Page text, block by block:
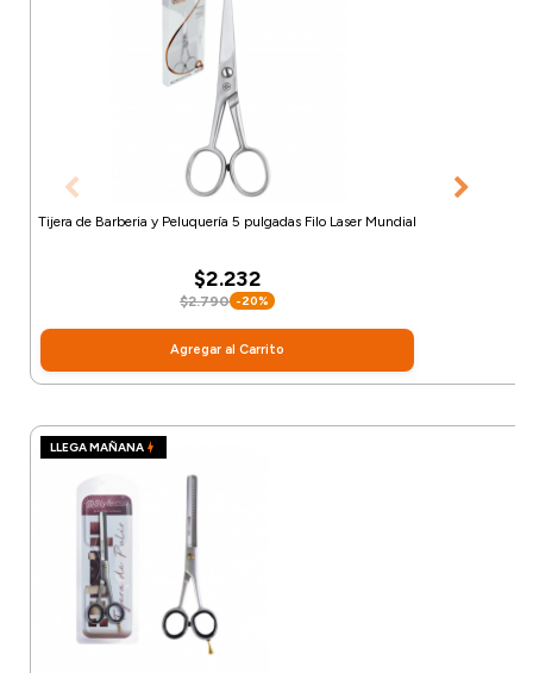
Tijera de Barberia y Peluquería 5 pulgadas Filo Laser Mundial
$2.232
$2.790 -20%
Agregar al Carrito
LLEGA MAÑANA